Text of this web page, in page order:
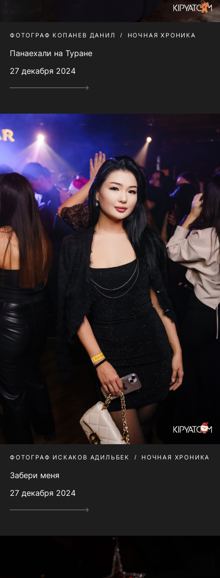
ФОТОГРАФ КОПАНЕВ ДАНИЛ НОЧНАЯ ХРОНИКА
Панаехали на Туране
27 декабря 2024
ФОТОГРАФ ИСКАКОВ АДИЛЬБЕК НОЧНАЯ ХРОНИКА
Забери меня
27 декабря 2024